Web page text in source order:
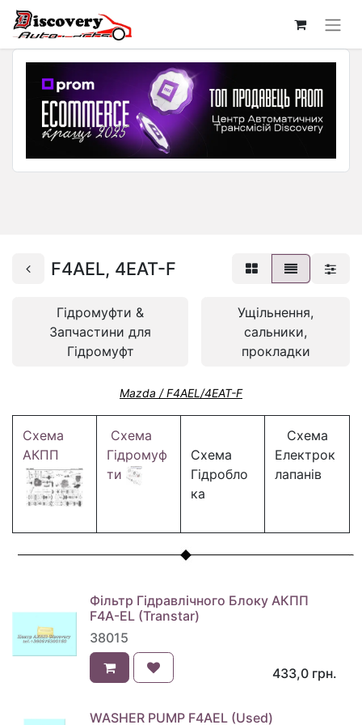
F4AEL, 4EAT-F
Гідромуфти &
Запчастини для
Гідромуфт
Ущільнення,
сальники,
прокладки
Mazda / F4AEL/4EAT-F
Схема
АКПП
Схема
Гідромуф
ти
Схема
Гідробло
ка
Схема
Електрок
лапанів
Фільтр Гідравлічного Блоку АКПП
F4A-EL (Transtar)
38015
433,0 грн.
WASHER PUMP F4AEL (Used)